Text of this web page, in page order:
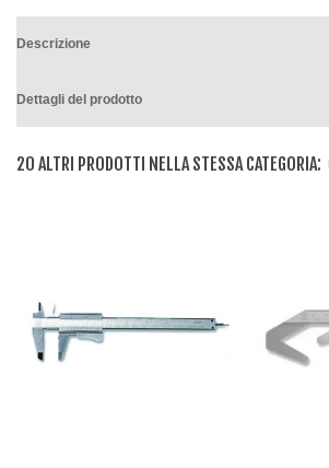
Descrizione
Dettagli del prodotto
20 ALTRI PRODOTTI NELLA STESSA CATEGORIA: